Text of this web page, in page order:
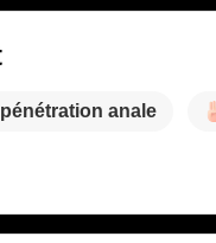
pénétration anale